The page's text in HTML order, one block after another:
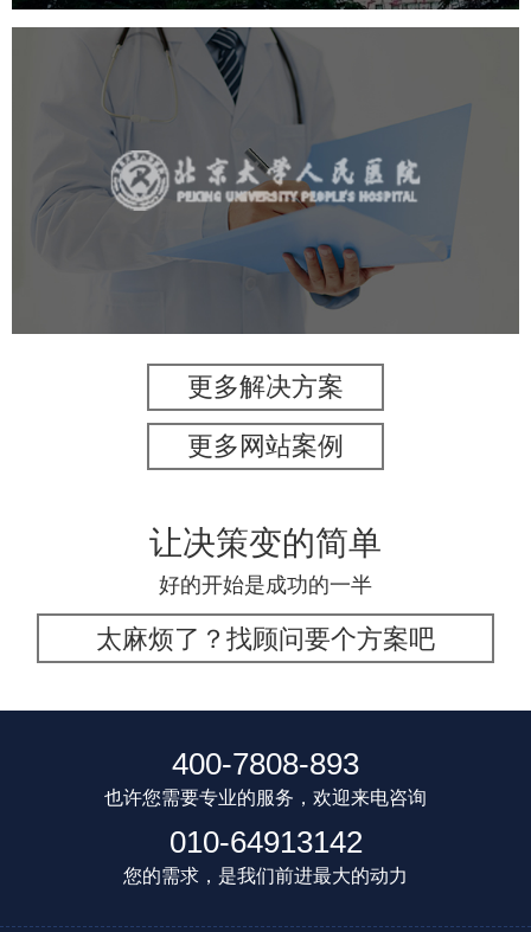
北京大学人民医院
医院
IT平台整体解决方案
定制开发 网站代运营
更多解决方案
更多网站案例
让决策变的简单
好的开始是成功的一半
太麻烦了？找顾问要个方案吧
400-7808-893
也许您需要专业的服务，欢迎来电咨询
010-64913142
您的需求，是我们前进最大的动力